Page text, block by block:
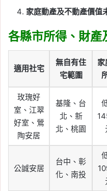
家庭動產及不動產價值
各縣市所得、財產
適用社宅
無自有住
宅範圍
家
玫瑰好
室、江翠
好室、鶯
陶安居
基隆、台
北、新
北、桃園
公誠安居
台中、彰
化、南投